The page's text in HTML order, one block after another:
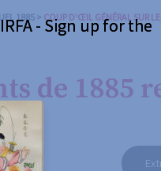
1885 > COUP D’ŒIL GÉNÉRAL SUR
de 1885
- Sign up for the